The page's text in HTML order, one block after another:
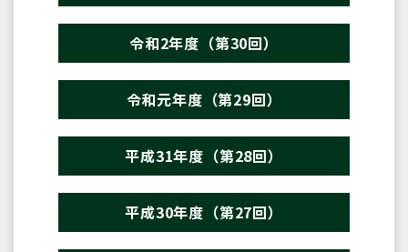
令和2年度（第30回）
令和元年度（第29回）
平成31年度（第28回）
平成30年度（第27回）